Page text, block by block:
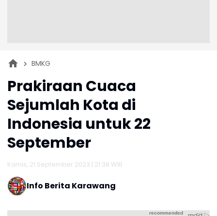
BMKG
Prakiraan Cuaca
Sejumlah Kota di
Indonesia untuk 22
September
Kamis, 21 September 2023 | 21:38 WIB
Info Berita Karawang